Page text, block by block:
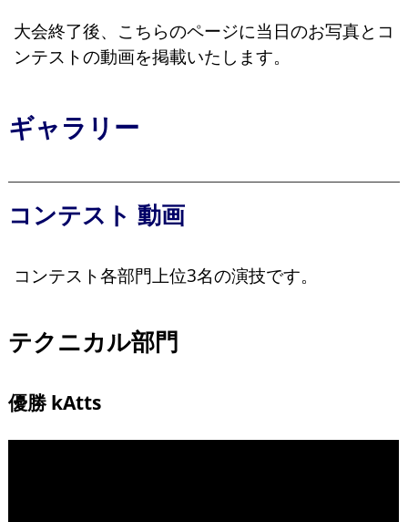
大会終了後、こちらのページに当日のお写真とコ
ンテストの動画を掲載いたします。
ギャラリー
コンテスト 動画
コンテスト各部門上位3名の演技です。
テクニカル部門
優勝 kAtts